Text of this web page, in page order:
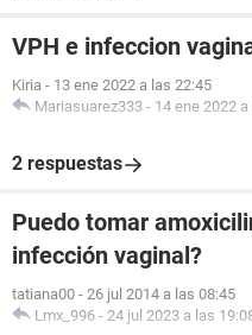
VPH e infeccion
Kiria - 13 ene 2022 a las 22:45
Mariasuarez333 - 14 ene 2022
2 respuestas
Puedo tomar
infección vaginal?
tatiana00 - 26 jul 2014 a las 08:45
Lmx_996 - 24 jul 2023 a las